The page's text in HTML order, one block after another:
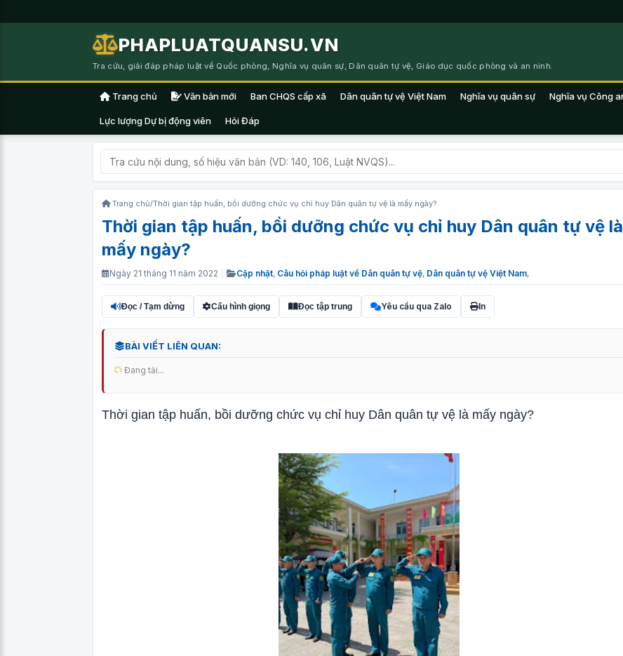
PHAPLUATQUANSU.VN
Tra cứu, giải đáp pháp luật về Quốc phòng, Nghĩa vụ quân sự, Dân quân tự vệ, Giáo dục quốc phòng và an ninh.
Trang chủ Văn bản mới Ban CHQS cấp xã Dân quân tự vệ Việt Nam Nghĩa vụ quân sự Nghĩa vụ Công
Lực lượng Dự bị động viên Hỏi Đáp
Trang chủ/Thời gian tập huấn, bồi dưỡng chức vụ chỉ huy Dân quân tự vệ là mấy ngày?
Thời gian tập huấn, bồi dưỡng chức vụ chỉ huy Dân quân tự vệ là
mấy ngày?
Ngày 21 tháng 11 năm 2022 Cập nhật, Câu hỏi pháp luật về Dân quân tự vệ, Dân quân tự vệ Việt Nam,
Đọc / Tạm dừng Cấu hình giọng Đọc tập trung Yêu cầu qua Zalo In
BÀI VIẾT LIÊN QUAN:
Đang tải...
Thời gian tập huấn, bồi dưỡng chức vụ chỉ huy Dân quân tự vệ là mấy ngày?